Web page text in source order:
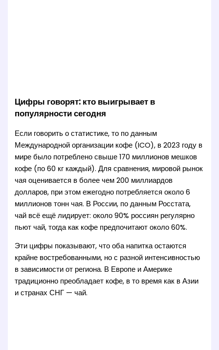
Цифры говорят: кто выигрывает в
популярности сегодня
Если говорить о статистике, то по данным
Международной организации кофе (ICO), в 2023 году в
мире было потреблено свыше 170 миллионов мешков
кофе (по 60 кг каждый). Для сравнения, мировой рынок
чая оценивается в более чем 200 миллиардов
долларов, при этом ежегодно потребляется около 6
миллионов тонн чая. В России, по данным Росстата,
чай всё ещё лидирует: около 90% россиян регулярно
пьют чай, тогда как кофе предпочитают около 60%.
Эти цифры показывают, что оба напитка остаются
крайне востребованными, но с разной интенсивностью
в зависимости от региона. В Европе и Америке
традиционно преобладает кофе, в то время как в Азии
и странах СНГ — чай.